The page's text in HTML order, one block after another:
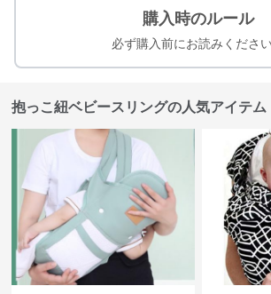
購入時のルール
必ず購入前にお読みください
抱っこ紐ベビースリングの人気アイテム